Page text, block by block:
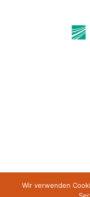
Wir verwenden